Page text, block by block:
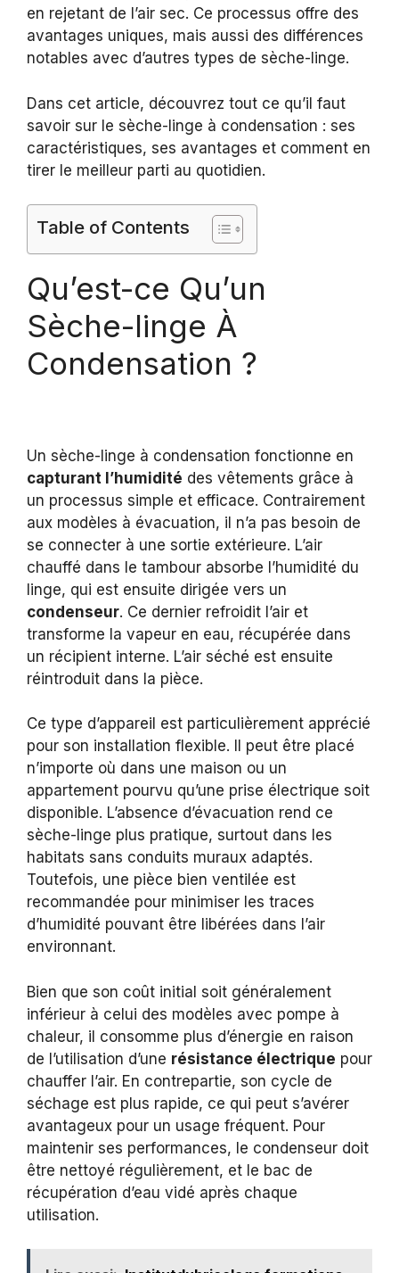
en rejetant de l’air sec. Ce processus offre des
avantages uniques, mais aussi des différences
notables avec d’autres types de sèche-linge.
Dans cet article, découvrez tout ce qu’il faut
savoir sur le sèche-linge à condensation : ses
caractéristiques, ses avantages et comment en
tirer le meilleur parti au quotidien.
Table of Contents
Qu’est-ce Qu’un
Sèche-linge À
Condensation ?
Un sèche-linge à condensation fonctionne en
capturant l’humidité des vêtements grâce à
un processus simple et efficace. Contrairement
aux modèles à évacuation, il n’a pas besoin de
se connecter à une sortie extérieure. L’air
chauffé dans le tambour absorbe l’humidité du
linge, qui est ensuite dirigée vers un
condenseur. Ce dernier refroidit l’air et
transforme la vapeur en eau, récupérée dans
un récipient interne. L’air séché est ensuite
réintroduit dans la pièce.
Ce type d’appareil est particulièrement apprécié
pour son installation flexible. Il peut être placé
n’importe où dans une maison ou un
appartement pourvu qu’une prise électrique soit
disponible. L’absence d’évacuation rend ce
sèche-linge plus pratique, surtout dans les
habitats sans conduits muraux adaptés.
Toutefois, une pièce bien ventilée est
recommandée pour minimiser les traces
d’humidité pouvant être libérées dans l’air
environnant.
Bien que son coût initial soit généralement
inférieur à celui des modèles avec pompe à
chaleur, il consomme plus d’énergie en raison
de l’utilisation d’une résistance électrique pour
chauffer l’air. En contrepartie, son cycle de
séchage est plus rapide, ce qui peut s’avérer
avantageux pour un usage fréquent. Pour
maintenir ses performances, le condenseur doit
être nettoyé régulièrement, et le bac de
récupération d’eau vidé après chaque
utilisation.